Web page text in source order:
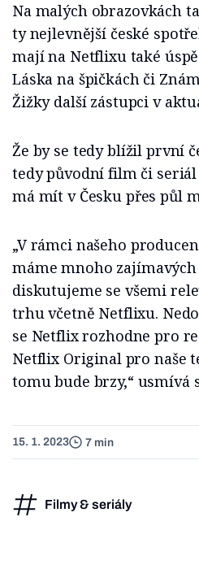
Na malých obrazovkách
ty nejlevnější české
mají na Netflixu také
Láska na špičkách či
Žižky další zástupci v
Že by se tedy blížil první
tedy původní film či
má mít v Česku přes půl
„V rámci našeho
máme mnoho
diskutujeme se všemi
trhu včetně Netflixu.
se Netflix rozhodne pro
Netflix Original pro naše
tomu bude brzy,“ usmívá
15. 1. 2023 7 min
Filmy & seriály